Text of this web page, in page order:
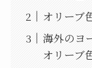
オリーブ
海外のヨ
オリーブ